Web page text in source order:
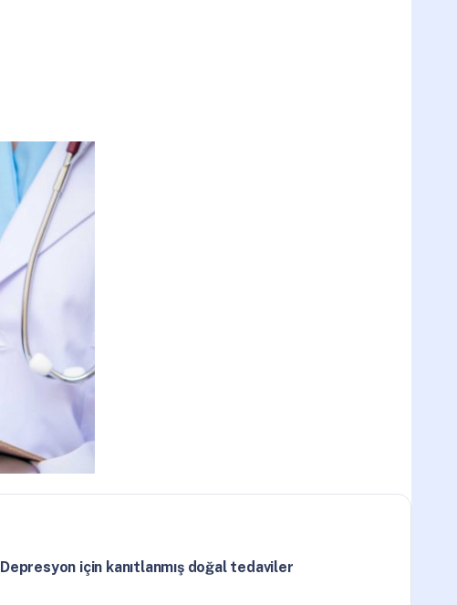
Depresyon için kanıtlanmış doğal tedaviler